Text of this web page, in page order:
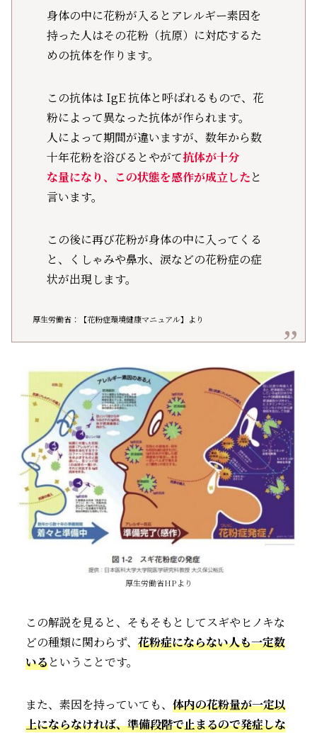
身体の中に花粉が入るとアレルギー素因を
持った人はその花粉（抗原）に対応するた
めの抗体を作ります。
この抗体は IgE 抗体と呼ばれるもので、花
粉によって異なった抗体が作られます。
人によって期間が違いますが、数年から数
十年花粉を浴びるとやがて抗体が十分
な量になり、この状態を感作が成立したと
言います。
この後に再び花粉が身体の中に入ってくる
と、くしゃみや鼻水、涙などの花粉症の症
状が出現します。
厚生労働省：【花粉症環境健康マニュアル】より
厚生労働省HPより
この解説を見ると、そもそもとしてスギやヒノキな
どの種類に関わらず、 花粉症にならない人も一定数
いるということです。
また、素因を持っていても、 体内の花粉量が一定以
上にならなければ、準備段階で止まるので発症しな